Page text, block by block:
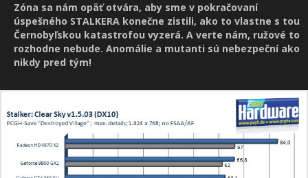
Zóna sa nám opäť otvára, aby sme v pokračovaní
úspešného STALKERA konečne zistili, ako to vlastne s tou
Černobyľskou katastrofou vyzerá. A verte nám, ružové to
rozhodne nebude. Anomálie a mutanti sú nebezpeční ako
nikdy pred tým!